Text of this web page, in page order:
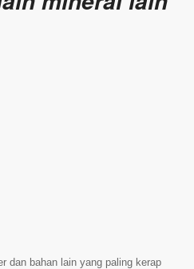
dan bahan lain yang paling kerap